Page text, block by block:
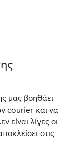
μας βοηθάει
courier και να
είναι λίγες οι
στις